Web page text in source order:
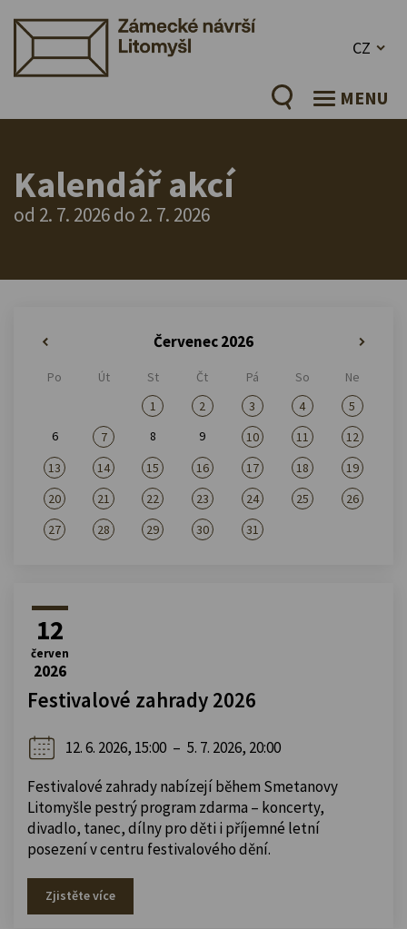
CZ
MENU
Kalendář akcí
od 2. 7. 2026 do 2. 7. 2026
Červenec 2026
Po Út St Čt Pá So
Ne
1
2 3 4
5
6
7 8 9 10 11
12
13
14 15 16 17 18
19
20
21 22 23 24 25
26
27
28 29 30 31
12
červen
2026
Festivalové zahrady 2026
12. 6. 2026, 15:00 – 5. 7. 2026, 20:00
Festivalové zahrady nabízejí během Smetanovy
Litomyšle pestrý program zdarma – koncerty,
divadlo, tanec, dílny pro děti i příjemné letní
posezení v centru festivalového dění.
Zjistěte více